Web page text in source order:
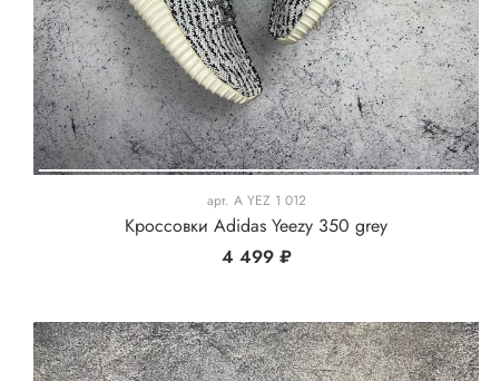
арт. A YEZ 1 012
Кроссовки Adidas Yeezy 350 grey
4 499 ₽